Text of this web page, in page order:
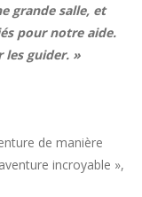
grande salle, et
pour notre aide.
les guider. »
de manière
incroyable »,